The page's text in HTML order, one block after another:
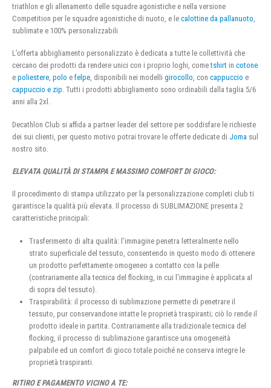
triathlon e gli allenamento delle squadre agonistiche e nella versione
Competition per le squadre agonistiche di nuoto, e le calottine da pallanuoto,
sublimate e 100% personalizzabili
L’offerta abbigliamento personalizzato è dedicata a tutte le collettività che
cercano dei prodotti da rendere unici con i proprio loghi, cometshirt in cotone
e poliestere, polo e felpe, disponibili nei modelli girocollo, con cappuccio e
cappuccio e zip. Tutti i prodotti abbigliamento sono ordinabili dalla taglia 5/6
anni alla 2xl.
Decathlon Club si affida a partner leader del settore per soddisfare le richieste
dei sui clienti, per questo motivo potrai trovare le offerte dedicate di Joma sul
nostro sito.
ELEVATA QUALITÀ DI STAMPA E MASSIMO COMFORT DI GIOCO:
Il procedimento di stampa utilizzato per la personalizzazione completi club ti
garantisce la qualità più elevata. Il processo di SUBLIMAZIONE presenta 2
caratteristiche principali:
Trasferimento di alta qualità: l’immagine penetra letteralmente nello
strato superficiale del tessuto, consentendo in questo modo di ottenere
un prodotto perfettamente omogeneo a contatto con la pelle
(contrariamente alla tecnica del flocking, in cui l’immagine è applicata al
di sopra del tessuto).
Traspirabilità: il processo di sublimazione permette di penetrare il
tessuto, pur conservandone intatte le proprietà traspiranti; ciò lo rende il
prodotto ideale in partita. Contrariamente alla tradizionale tecnica del
flocking, il processo di sublimazione garantisce una omogeneità
palpabile ed un comfort di gioco totale poiché ne conserva integre le
proprietà traspiranti.
RITIRO E PAGAMENTO VICINO A TE: